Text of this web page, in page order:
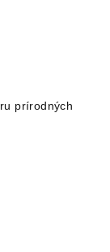
prírodných